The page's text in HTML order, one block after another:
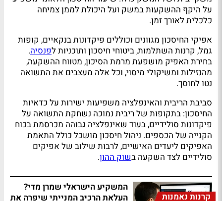
על היקף ההשקעות במשק ועל היכולת לממן צמיחה
כלכלית לאורך זמן.
אפיקי החיסכון מגוונים וכוללים פיקדונות בנקאיים, קופות
גמל, קרנות השתלמות, ביטוחי חיסכון ותוכניות לפנסיה.
בחירת האפיק מושפעת מרמת הסיכון, מטווח ההשקעה,
מהנזילות ומשיקולי מיסוי, וכל אלה מעצבים את התשואה
נטו לחוסך.
סביבת הריבית והאינפלציה משפיעות ישירות על כדאיות
החיסכון: בתקופות של ריבית נמוכה נשחקת התשואה על
פיקדונות סולידיים, בעוד שאינפלציה גבוהה מכרסמת בכוח
הקנייה של הכספים. ניהול חיסכון מושכל כולל התאמת
האפיקים ליעדים האישיים, לרבות שילוב של אפיקים
סולידיים לצד השקעה בשוק ההון.
קרנות נאמנות
המשקיע הישראלי שמרן מדי?
העלאת הרכיב המנייתי שיפרה את